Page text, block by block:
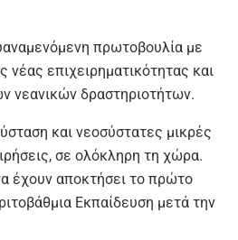
πρωτοβουλία με
νέας επιχειρηματικότητας και
νεανικών δραστηριοτήτων.
και νεοσύστατες μικρές
σε ολόκληρη τη χώρα.
έχουν αποκτήσει το πρώτο
Εκπαίδευση μετά την